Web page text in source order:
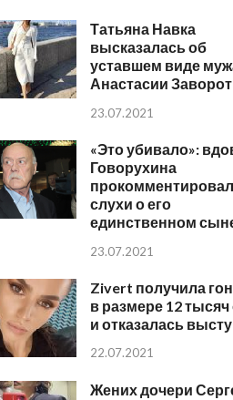
Татьяна Навка
высказалась об
уставшем виде
Анастасии
23.07.2021
«Это убивало»:
Говорухина
слухи о его
единственном
23.07.2021
Zivert получила
в размере 12
и отказалась
22.07.2021
Жених дочери